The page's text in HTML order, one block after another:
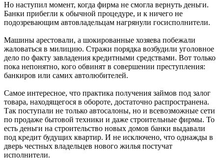
Но наступил момент, когда фирма не смогла вернуть деньги.
Банки прибегли к обычной процедуре, и к ничего не
подозревающим автовладельцам нагрянули госисполнители.
Машины арестовали, а шокированные хозяева побежали
жаловаться в милицию. Стражи порядка возбудили уголовное
дело по факту завладения кредитными средствами. Вот только
пока непонятно, кого обвинят в совершении преступления:
банкиров или самих автолюбителей.
Самое интересное, что практика получения займов под залог
товара, находящегося в обороте, достаточно распространена.
Так поступали не только автосалоны, но и всевозможные сети
по продаже бытовой техники и даже строительные фирмы. То
есть деньги на строительство новых домов банки выдавали
под кредит будущих квартир. И не исключено, что однажды в
дверь честных владельцев нового жилья постучат
исполнители.